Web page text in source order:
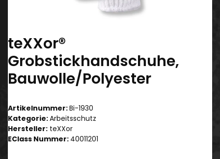
teXXor®
Grobstickhandschuhe,
Bauwolle/Polyester
Artikelnummer:Bi-1930
Kategorie:Arbeitsschutz
Hersteller: teXXor
EClass Nummer: 40011201